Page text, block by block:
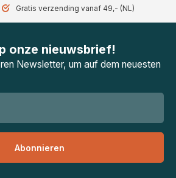
verzending vanaf 49,- (NL)
onze nieuwsbrief!
Newsletter, um auf dem neuesten
Abonnieren